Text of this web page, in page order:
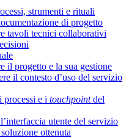
strumenti e rituali
di progetto
tavoli tecnici collaborativi
il progetto e la sua gestione
il contesto d’uso del servizio
processi e i touchpointdel
utente del servizio
ottenuta